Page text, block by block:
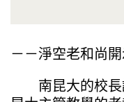
－－淨空老和尚
南昆大的校長